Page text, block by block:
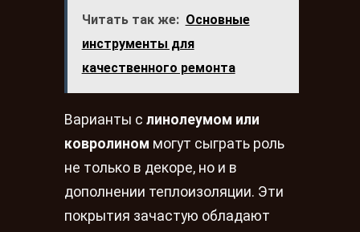
Читать так же: Основные
инструменты для
качественного ремонта
Варианты с линолеумом или
ковролином могут сыграть роль
не только в декоре, но и в
дополнении теплоизоляции. Эти
покрытия зачастую обладают